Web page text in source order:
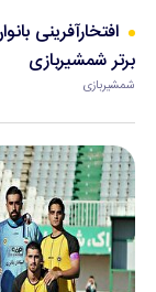
افتخارآفرینی
برتر شمشیربازی
شمشیربازی